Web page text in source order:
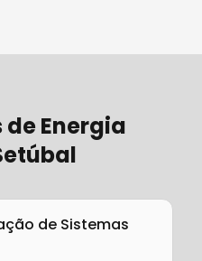
deEnergia
de Sistemas